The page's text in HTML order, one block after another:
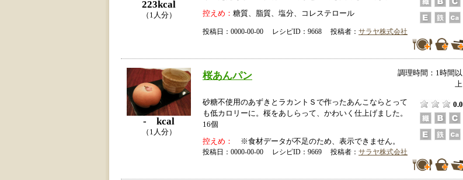
223kcal
（1人分） 控えめ： 糖質、脂質、塩分、コレステロール
投稿日：0000-00-00 レシピID：9668 投稿者： サラヤ株式会社
- kcal
（1人分）
桜あんパン
調理時間：1時間以
上
砂糖不使用のあずきとラカントＳで作ったあんこならとって
も低カロリーに。桜をあしらって、かわいく仕上げました。
16個
0.0
控えめ： ※食材データが不足のため、表示できません。
投稿日：0000-00-00 レシピID：9669 投稿者： サラヤ株式会社